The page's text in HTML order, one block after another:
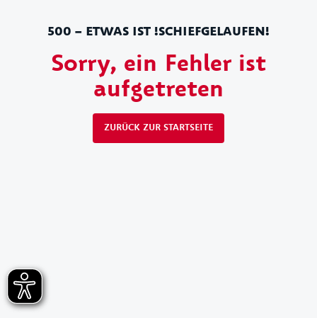
500 – ETWAS IST !SCHIEFGELAUFEN!
Sorry, ein Fehler ist
aufgetreten
ZURÜCK ZUR STARTSEITE